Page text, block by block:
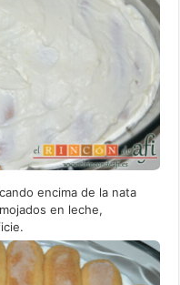
encima de la nata
en leche,